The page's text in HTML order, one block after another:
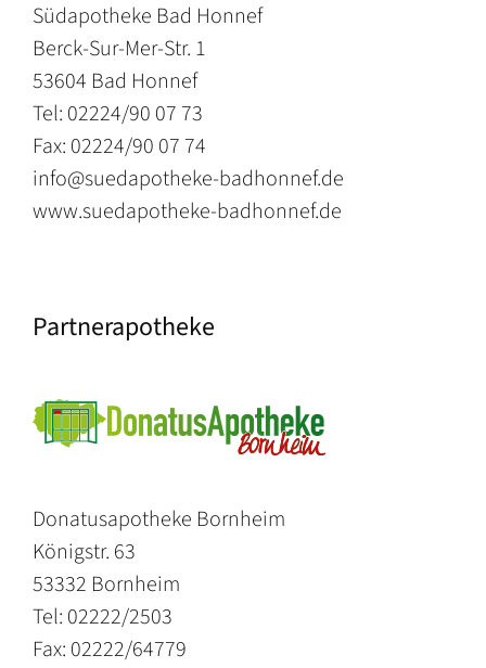
Südapotheke Bad Honnef
Berck-Sur-Mer-Str. 1
53604 Bad Honnef
Tel: 02224/90 07 73
Fax: 02224/90 07 74
info@suedapotheke-badhonnef.de
www.suedapotheke-badhonnef.de
Partnerapotheke
Donatusapotheke Bornheim
Königstr. 63
53332 Bornheim
Tel: 02222/2503
Fax: 02222/64779